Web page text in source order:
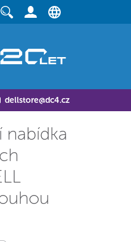
dellstore@dc4.cz
nabídka